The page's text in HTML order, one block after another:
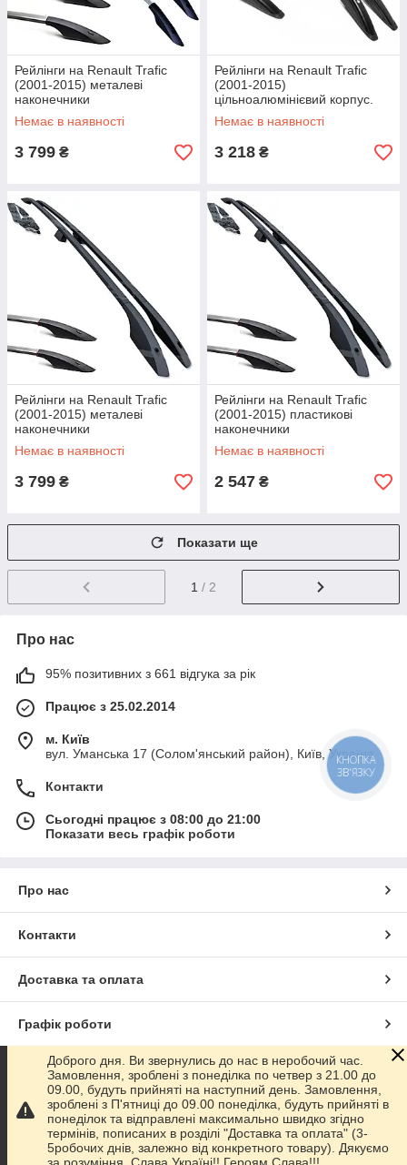
Рейлінги на Renault Trafic
(2001-2015) металеві
наконечники
Немає в наявності
3 799 ₴
Рейлінги на Renault Trafic
(2001-2015)
цільноалюмінієвий корпус.
На 80 кг. Дуги на дах. Модель
Skyport/
Немає в наявності
3 218 ₴
Рейлінги на Renault Trafic
(2001-2015) металеві
наконечники
Немає в наявності
3 799 ₴
Рейлінги на Renault Trafic
(2001-2015) пластикові
наконечники
Немає в наявності
2 547 ₴
Показати ще
1 / 2
Про нас
95% позитивних з 661 відгука за рік
Працює з 25.02.2014
м. Київ
вул. Уманська 17 (Солом'янський район), Київ, Україна
Контакти
Сьогодні працює з 08:00 до 21:00
Показати весь графік роботи
Про нас
Контакти
Доставка та оплата
Графік роботи
Повна версія сайту
Сайт створено на маркетплейсіProm.ua
Політика конфіденційності
Доброго дня. Ви звернулись до нас в неробочий час.
Замовлення, зроблені з понеділка по четвер з 21.00 до
09.00, будуть прийняті на наступний день. Замовлення,
зроблені з П'ятниці до 09.00 понеділка, будуть прийняті в
понеділок та відправлені максимально швидко згідно
термінів, пописаних в розділі "Доставка та оплата" (3-
5робочих днів, залежно від конкретного товару). Дякуємо
КНОПКА
ЗВ'ЯЗКУ